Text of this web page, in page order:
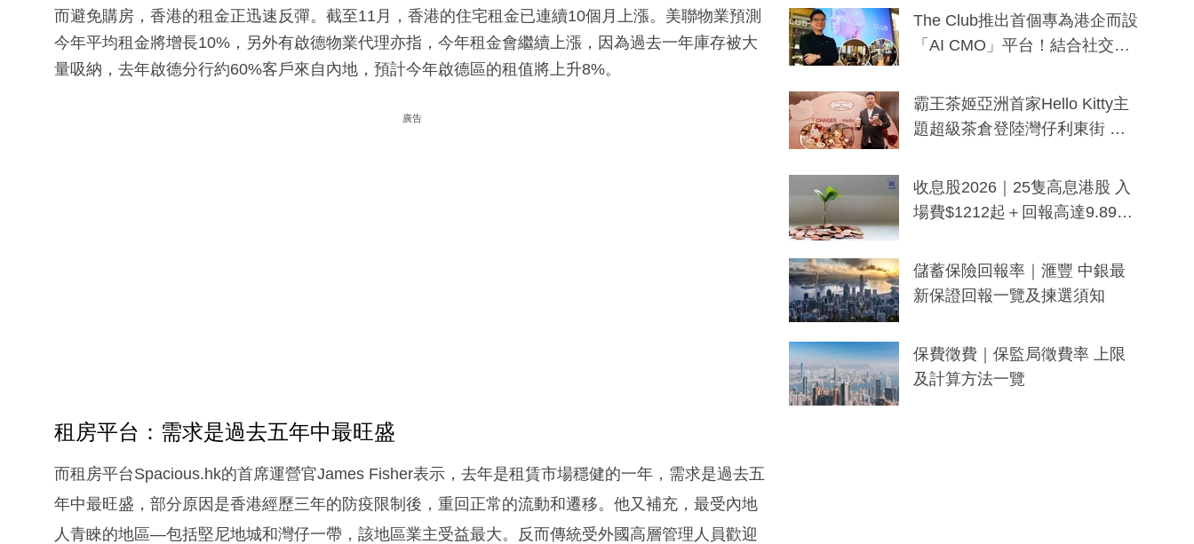
而避免購房，香港的租金正迅速反彈。截至11月，香港的住宅租金已連續10個月上漲。美聯物業預測
今年平均租金將增長10%，另外有啟德物業代理亦指，今年租金會繼續上漲，因為過去一年庫存被大
量吸納，去年啟德分行約60%客戶來自內地，預計今年啟德區的租值將上升8%。
廣告
租房平台：需求是過去五年中最旺盛
而租房平台Spacious.hk的首席運營官James Fisher表示，去年是租賃市場穩健的一年，需求是過去五
年中最旺盛，部分原因是香港經歷三年的防疫限制後，重回正常的流動和遷移。他又補充，最受內地
人青睞的地區—包括堅尼地城和灣仔一帶，該地區業主受益最大。反而傳統受外國高層管理人員歡迎
The Club推出首個專為港企而設
「AI CMO」平台！結合社交聆
分鐘生成「貼地」宣傳短片
霸王茶姬亞洲首家Hello Kitty主
題超級茶倉登陸灣仔利東街 推
y及香港限定特調系列
收息股2026｜25隻高息港股 入
場費$1212起＋回報高達9.89
儲蓄保險回報率｜滙豐 中銀最
新保證回報一覽及揀選須知
保費徵費｜保監局徵費率 上限
及計算方法一覽